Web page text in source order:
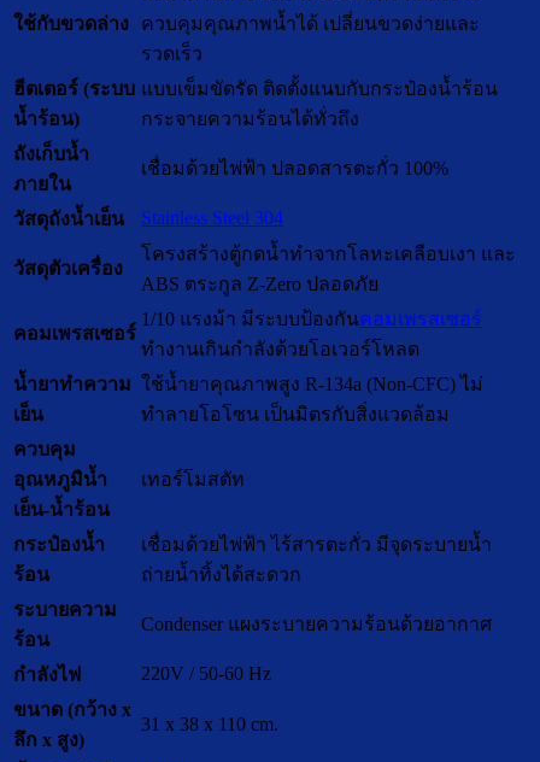
ใช้กับขวดล่าง
ควบคุมคุณภาพน้ำได้ เปลี่ยนขวดง่ายและ
รวดเร็ว
ฮีตเตอร์ (ระบบ
น้ำร้อน)
แบบเข็มขัดรัด ติดตั้งแนบกับกระป๋องน้ำร้อน
กระจายความร้อนได้ทั่วถึง
ถังเก็บน้ำ
ภายใน
เชื่อมด้วยไฟฟ้า ปลอดสารตะกั่ว 100%
วัสดุถังน้ำเย็น Stainless Steel 304
วัสดุตัวเครื่อง
โครงสร้างตู้กดน้ำทำจากโลหะเคลือบเงา และ
ABS ตระกูล Z-Zero ปลอดภัย
คอมเพรสเซอร์
1/10 แรงม้า มีระบบป้องกันคอมเพรสเซอร์
ทำงานเกินกำลังด้วยโอเวอร์โหลด
น้ำยาทำความ
เย็น
ใช้น้ำยาคุณภาพสูง R-134a (Non-CFC) ไม่
ทำลายโอโซน เป็นมิตรกับสิ่งแวดล้อม
ควบคุม
อุณหภูมิน้ำ
เย็น-น้ำร้อน
เทอร์โมสตัท
กระป๋องน้ำ
ร้อน
เชื่อมด้วยไฟฟ้า ไร้สารตะกั่ว มีจุดระบายน้ำ
ถ่ายน้ำทิ้งได้สะดวก
ระบายความ
ร้อน
Condenser แผงระบายความร้อนด้วยอากาศ
กำลังไฟ
220V / 50-60 Hz
ขนาด (กว้าง x
ลึก x สูง)
31 x 38 x 110 cm.